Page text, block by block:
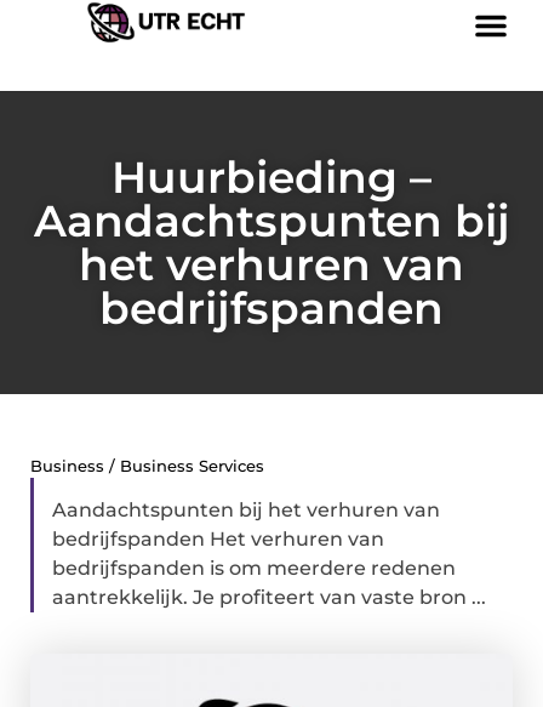
Huurbieding –
Aandachtspunten bij
het verhuren van
bedrijfspanden
Business / Business Services
Aandachtspunten bij het verhuren van
bedrijfspanden Het verhuren van
bedrijfspanden is om meerdere redenen
aantrekkelijk. Je profiteert van vaste bron ...